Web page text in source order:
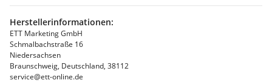
Herstellerinformationen:
ETT Marketing GmbH
Schmalbachstraße 16
Niedersachsen
Braunschweig, Deutschland, 38112
service@ett-online.de